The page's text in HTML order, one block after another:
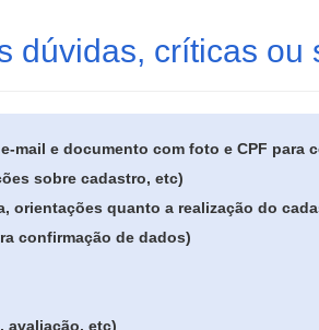
dúvidas, críticas ou
mail e documento com foto e CPF para
sobre cadastro, etc)
orientações quanto a realização do
confirmação de dados)
avaliação, etc)